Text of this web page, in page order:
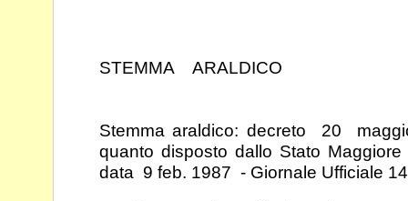
STEMMA ARALDICO
Stemma araldico: decreto 20
quanto dispostodallo Stato
data 9 feb. 1987 - Giornale Ufficiale